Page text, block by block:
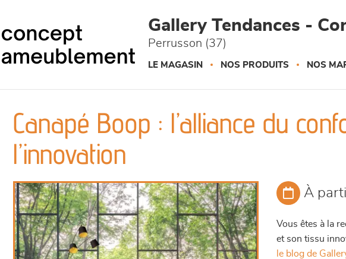
Gallery Tendances -
Perrusson (37)
LE MAGASIN NOS PRODUITS NOS
Canapé Boop : l’alliance du
l’innovation
À
Vous êtes à la
et son tissu
le blog de